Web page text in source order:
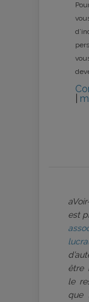
est
être
le
que